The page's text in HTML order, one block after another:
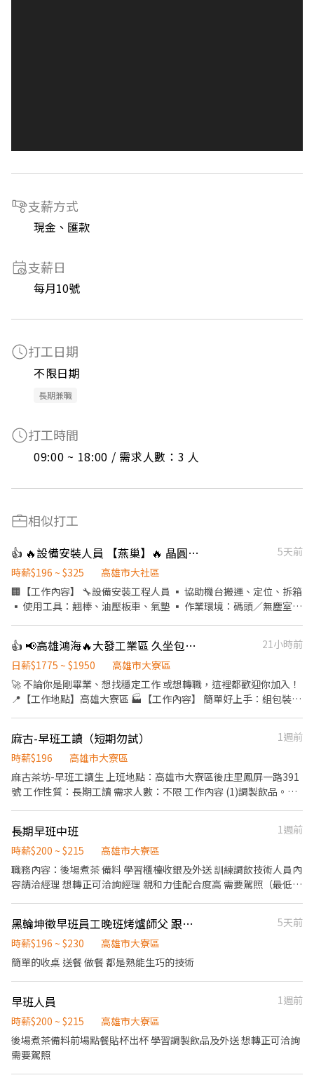
支薪方式
現金、匯款
支薪日
每月10號
打工日期
不限日期
長期兼職
打工時間
09:00 ~ 18:00 / 需求人數：3 人
相似打工
👍 🔥設備安裝人員 【燕巢】🔥 晶圓龍頭外包 ｜無經驗可 /代招
5天前
時薪$196 ~ $325
高雄市大社區
🏢【工作內容】 🔧設備安裝工程人員 ▪ 協助機台搬運、定位、拆箱
▪ 使用工具：翹棒、油壓板車、氣墊 ▪ 作業環境：碼頭／無塵室
假日400/H 📍【工作地點】（各缺20名） 1️⃣ 桃園龍潭（高原） 2️⃣
新竹寶山（科學園區） 3️⃣ 台中大雅（科學園區） 4️⃣ 嘉義太保（台
積AP7） 5️⃣ 高雄燕巢 6️⃣ 台南善化 ⏰【上班時間】 日班 08:00～
17:00（中午休1H) 🛌【休假制度】 ✔️週休二日 🎁【超優福利】 ✨
檢 ✨升等制度 📌【條件】 ✔️無經驗可 ✔️需配合出差 🔥想賺高薪＋
學技術，這個真的可以衝！ 📩私訊我卡位名額（名額有限） -------
快速了解：https://lin.ee/7OTtCyb 📞連絡電話 : 0906603866 加入
後留下姓名 / 電話 / 截圖職缺唷!
👍 📢高雄鴻海🔥大發工業區 久坐包裝工作🔥免經驗｜冷氣廠｜班別可自選✨
21小時前
日薪$1775 ~ $1950
高雄市大寮區
🚀 不論你是剛畢業、想找穩定工作 或想轉職，這裡都歡迎你加入！
📍【工作地點】高雄大寮區 🏭【工作內容】 簡單好上手：組包裝、
16:00-00:30 中班津貼200元/日 🔸夜班：00:00-08:30 夜班津貼450
元/日 做二休二 (每4h休息1h) 🔸日班:07:30-19:30 🔸夜班:19:30-
07:30 💰【薪資結構】 🔹37,900元~43,400元起 💰加班另計、另有
全勤與績效獎金最高3,500元！ 🎁【福利制度】 ✔ 週休二日 ✔ 免費
供餐 ✔ 冷氣廠房，工作環境舒適 ✔ 享年終獎金、尾牙活動 ✔ 三節
來！ 📱【立即聯絡】 賴ID：0968597798 手機直撥：0968-597-
798（劉先生）
麻古-早班工讀（短期勿試）
1週前
時薪$196
高雄市大寮區
麻古茶坊-早班工讀生 上班地點：高雄市大寮區後庄里鳳屏一路391
號 工作性質：長期工讀 需求人數：不限 工作內容 (1)調製飲品。
人：簡店長 電話：0935983095 其他： 熱情、具服務熱忱。 樂觀積
極、正向。 無經驗可但需好配合穏定性高。 歡迎一起加入麻古家
庭。 面試者請先電洽0935983095簡店長約定時間/地點，並請自備
履歷前往面試。
長期早班中班
1週前
時薪$200 ~ $215
高雄市大寮區
職務內容：後場煮茶 備料 學習櫃檯收銀及外送 訓練調飲技術人員內
容請洽經理 想轉正可洽詢經理 親和力佳配合度高 需要駕照（最低要
黑輪坤徵早班員工晚班烤爐師父 跟晚班員工
5天前
時薪$196 ~ $230
高雄市大寮區
簡單的收桌 送餐 做餐 都是熟能生巧的技術
早班人員
1週前
時薪$200 ~ $215
高雄市大寮區
後場煮茶備料前場點餐貼杯出杯 學習調製飲品及外送 想轉正可洽詢
需要駕照